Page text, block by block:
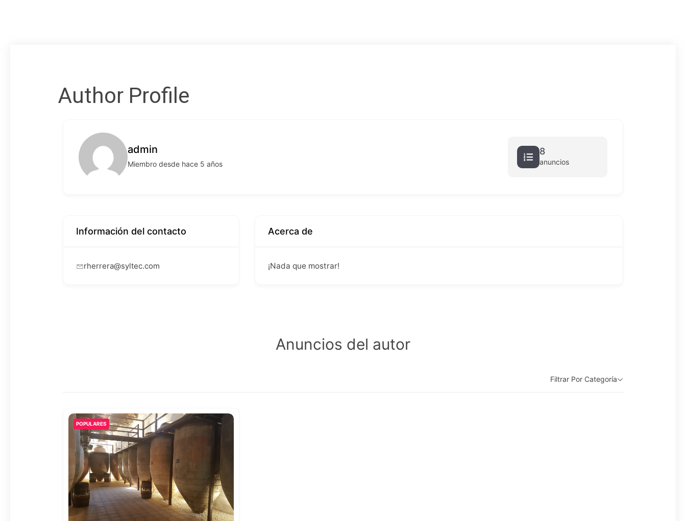
Author Profile
admin
Miembro desde hace 5 años
8
anuncios
Información del contacto
rherrera@syltec.com
Acerca de
¡Nada que mostrar!
Anuncios del autor
Filtrar Por Categoría
POPULARES